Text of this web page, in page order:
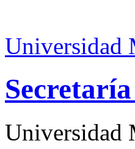
Universidad
Universidad